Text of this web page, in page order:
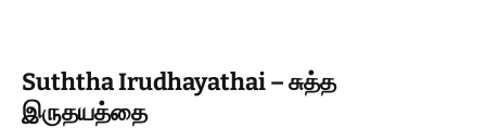
Suththa Irudhayathai – சுத்த
இருதயத்தை